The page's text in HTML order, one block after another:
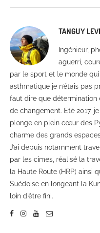
TANGUY
Ingénieur,
aguerri,
par le sport et le monde
asthmatique je n’étais pas
faut dire que détermination
de changement. Eté 2017,
plonge en plein cœur des
charme des grands
J’ai depuis notamment
par les cimes, réalisé la
la Haute Route (HRP) ainsi
Suédoise en longeant la
loin d’être fini.